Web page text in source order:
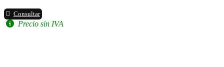
Consultar
Precio sin IVA